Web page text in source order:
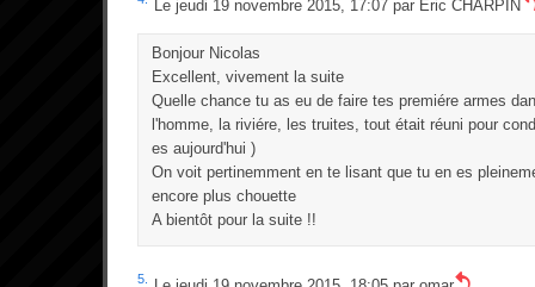
Le jeudi 19 novembre 2015, 17:07 par Eric CHARPIN
Bonjour Nicolas
Excellent, vivement la suite
Quelle chance tu as eu de faire tes premiére armes
l'homme, la riviére, les truites, tout était réuni pour
es aujourd'hui )
On voit pertinemment en te lisant que tu en es
encore plus chouette
A bientôt pour la suite !!
5.